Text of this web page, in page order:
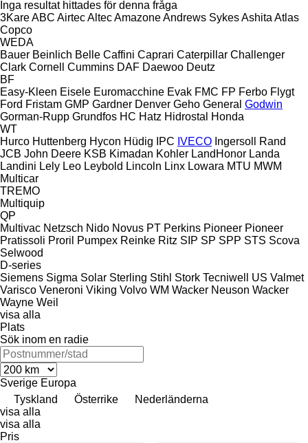
Inga resultat hittades för denna fråga
3KareABC AirtecAltecAmazoneAndrews SykesAshita Atlas
Copco
WEDA
Bauer Beinlich Belle Caffini Caprari Caterpillar Challenger
Clark Cornell Cummins DAF Daewoo Deutz
BF
Easy-Kleen Eisele Euromacchine Evak FMC FP Ferbo Flygt
Ford Fristam GMP Gardner Denver Geho General Godwin
Gorman-Rupp Grundfos HC Hatz Hidrostal
Honda
WT
Hurco Huttenberg Hycon Hüdig IPC IVECO Ingersoll Rand
JCB John Deere KSB Kimadan Kohler LandHonor Landa
Landini Lely Leo Leybold Lincoln Linx Lowara MTU MWM
Multicar
TREMO
Multiquip
QP
Multivac Netzsch Nido Novus PT Perkins Pioneer Pioneer
Pratissoli Proril Pumpex Reinke Ritz SIP SP SPP STS Scova
Selwood
D-series
Siemens Sigma Solar Sterling Stihl Stork Tecniwell US Valmet
Varisco Veneroni Viking Volvo WM Wacker Neuson Wacker
Wayne Weil
visa alla
Plats
Sök inom en radie
Sverige Europa
Tyskland
Österrike
Nederländerna
visa alla
visa alla
Pris